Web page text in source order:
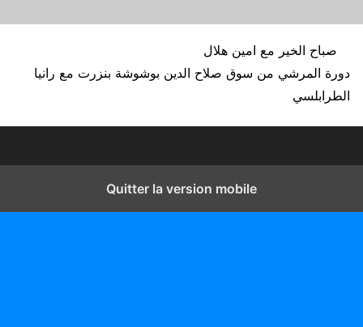
صباح الخير مع امين هلال
دورة المرشي من سوق صلاح الدين بوشوشة بنزرت مع رانيا
الطرابلسي
Quitter la version mobile